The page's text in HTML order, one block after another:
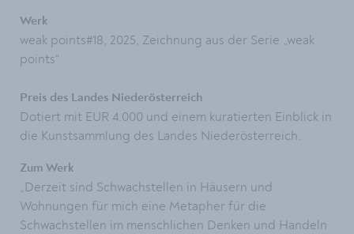
Werk
weak points#18, 2025, Zeichnung aus der Serie „weak
points“
Preis des Landes Niederösterreich
Dotiert mit EUR 4.000 und einem kuratierten Einblick in
die Kunstsammlung des Landes Niederösterreich.
Zum Werk
„Derzeit sind Schwachstellen in Häusern und
Wohnungen für mich eine Metapher für die
Schwachstellen im menschlichen Denken und Handeln